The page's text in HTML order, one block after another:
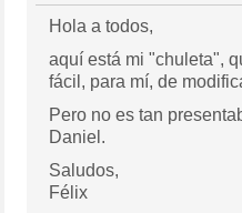
Hola a todos,
aquí está mi "chuleta",
fácil, para mí, de
Pero no es tan
Daniel.
Saludos,
Félix